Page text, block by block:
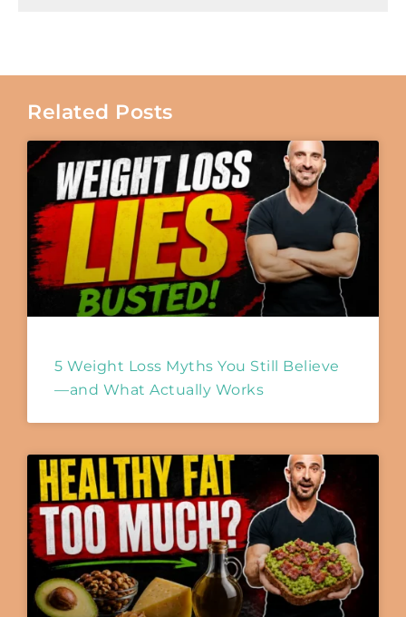
Related Posts
5 Weight Loss Myths You Still Believe
—and What Actually Works